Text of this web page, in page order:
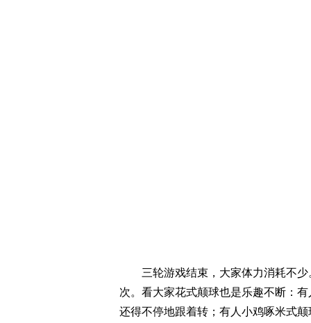
三轮游戏结束，大家体力消耗不少
次。看大家花式颠球也是乐趣不断：
还得不停地跟着转；有人小鸡啄米式